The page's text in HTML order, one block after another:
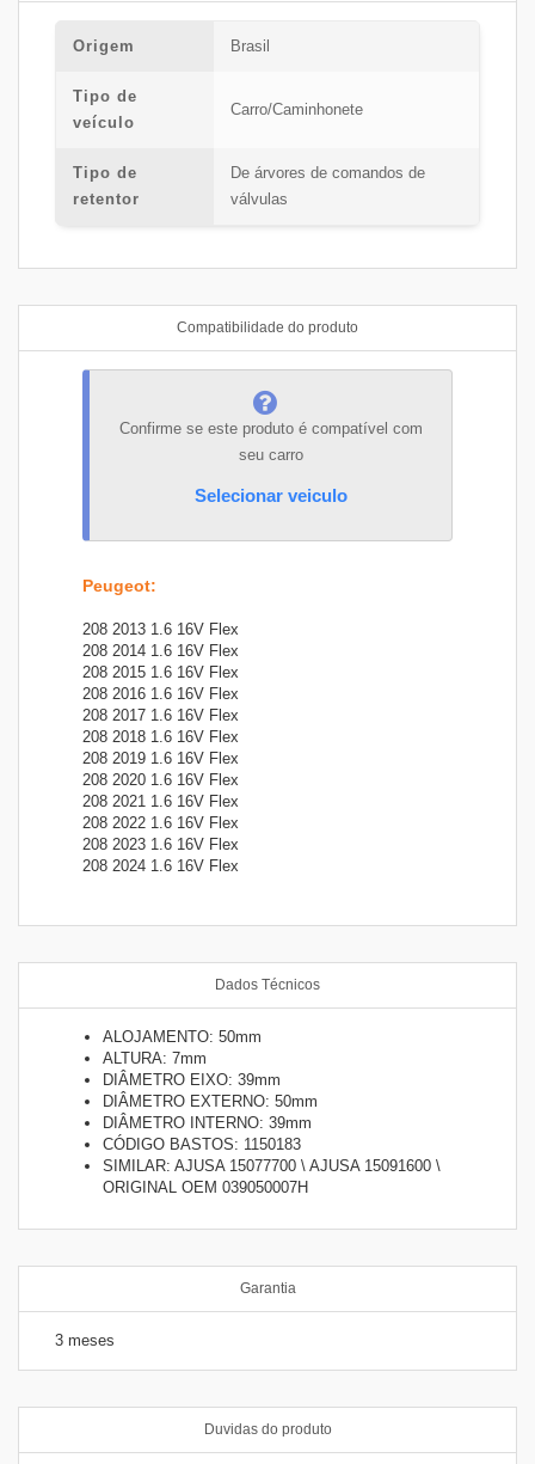
Origem Brasil
Tipo de
veículo
Carro/Caminhonete
Tipo de
retentor
De árvores de comandos de
válvulas
Compatibilidade do produto
Confirme se este produto é compatível com
seu carro
Selecionar veiculo
Peugeot:
208 2013 1.6 16V Flex
208 2014 1.6 16V Flex
208 2015 1.6 16V Flex
208 2016 1.6 16V Flex
208 2017 1.6 16V Flex
208 2018 1.6 16V Flex
208 2019 1.6 16V Flex
208 2020 1.6 16V Flex
208 2021 1.6 16V Flex
208 2022 1.6 16V Flex
208 2023 1.6 16V Flex
208 2024 1.6 16V Flex
Dados Técnicos
ALOJAMENTO: 50mm
ALTURA: 7mm
DIÂMETRO EIXO: 39mm
DIÂMETRO EXTERNO: 50mm
DIÂMETRO INTERNO: 39mm
CÓDIGO BASTOS: 1150183
SIMILAR: AJUSA 15077700 \ AJUSA 15091600 \
ORIGINAL OEM 039050007H
Garantia
3 meses
Duvidas do produto